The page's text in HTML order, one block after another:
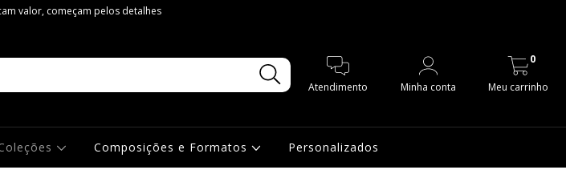
valor, começam pelos detalhes
Atendimento Minha conta Meu carrinho
0
Composições e Formatos Personalizados